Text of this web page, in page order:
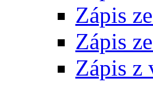
Zápis
Zápis
Zápis z